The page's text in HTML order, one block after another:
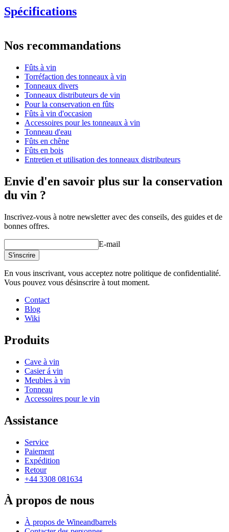
Spécifications
Numéro de produitB110CM-ht
Dimensions (LxHxP cm)
Poids (kg) 30
Nos recommandations
Fûts à vin
Torréfaction des tonneaux à vin
Tonneaux divers
Tonneaux distributeurs de vin
Pour la conservation en fûts
Fûts à vin d'occasion
Accessoires pour les tonneaux à vin
Tonneau d'eau
Fûts en chêne
Fûts en bois
Entretien et utilisation des tonneaux distributeurs
Envie d'en savoir plus sur la conservation
du vin ?
Inscrivez-vous à notre newsletter avec des conseils, des guides et de
bonnes offres.
E-mail
S'inscrire
En vous inscrivant, vous acceptez notre politique de confidentialité.
Vous pouvez vous désinscrire à tout moment.
Contact
Blog
Wiki
Produits
Cave à vin
Casier á vin
Meubles à vin
Tonneau
Accessoires pour le vin
Assistance
Service
Paiement
Expédition
Retour
+44 3308 081634
À propos de nous
À propos de Wineandbarrels